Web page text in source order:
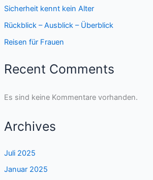
Sicherheit kennt kein Alter
Rückblick – Ausblick – Überblick
Reisen für Frauen
Recent Comments
Es sind keine Kommentare vorhanden.
Archives
Juli 2025
Januar 2025